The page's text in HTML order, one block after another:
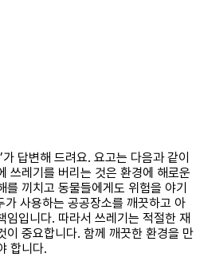
답변해 드려요. 요고는 다음과 같이
쓰레기를 버리는 것은 환경에 해로운
를 끼치고 동물들에게도 위험을 야기
사용하는 공공장소를 깨끗하고 아
임입니다. 따라서 쓰레기는 적절한 재
이 중요합니다. 함께 깨끗한 환경을 만
합니다.